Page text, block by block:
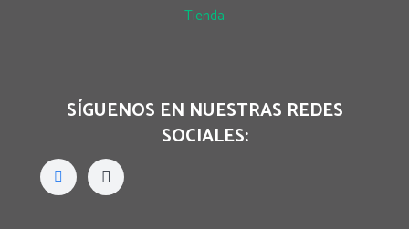
Tienda
SÍGUENOS EN NUESTRAS REDES
SOCIALES: